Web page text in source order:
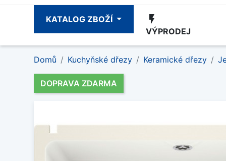
KATALOG ZBOŽÍ flash_on
VÝPRODEJ
Domů Kuchyňské dřezy Keramické dřezy
DOPRAVA ZDARMA